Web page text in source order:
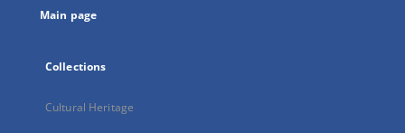
Main page
Collections
Cultural Heritage